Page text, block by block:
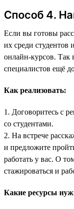
Способ 4.
Если вы готовы
их среди
онлайн-курсов. Так
специалистов ещё
Как реализовать:
1. Договоритесь с
со студентами.
2. На встрече
и предложите
работать у вас. О
стажироваться и
Какие ресурсы